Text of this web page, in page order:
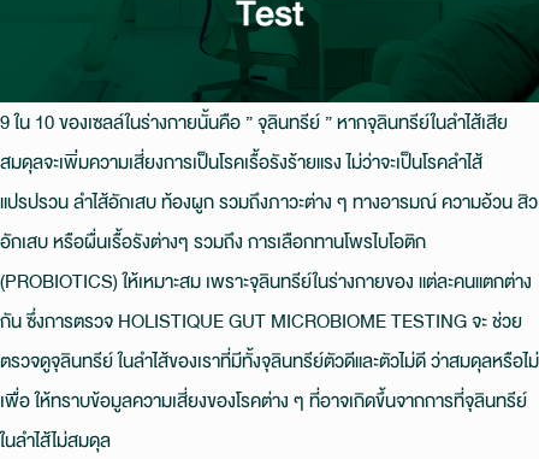
9 ใน 10 ของเซลล์ในร่างกายนั้นคือ ” จุลินทรีย์ ” หากจุลินทรีย์ในลําไส้เสีย
สมดุลจะเพิ่มความเสี่ยงการเป็นโรคเรื้อรังร้ายแรง ไม่ว่าจะเป็นโรคลําไส้
แปรปรวน ลําไส้อักเสบ ท้องผูก รวมถึงภาวะต่าง ๆ ทางอารมณ์ ความอ้วน สิว
อักเสบ หรือผื่นเรื้อรังต่างๆ รวมถึง การเลือกทานโพรไบโอติก
(PROBIOTICS) ให้เหมาะสม เพราะจุลินทรีย์ในร่างกายของ แต่ละคนแตกต่าง
กัน ซึ่งการตรวจ HOLISTIQUE GUT MICROBIOME TESTING จะ ช่วย
ตรวจดูจุลินทรีย์ ในลําไส้ของเราที่มีทั้งจุลินทรีย์ตัวดีและตัวไม่ดี ว่าสมดุลหรือไม่
เพื่อ ให้ทราบข้อมูลความเสี่ยงของโรคต่าง ๆ ที่อาจเกิดขึ้นจากการที่จุลินทรีย์
ในลําไส้ไม่สมดุล